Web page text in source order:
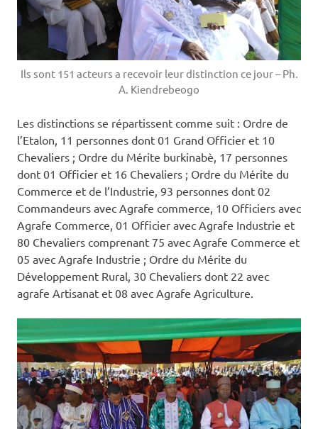
Ils sont 151 acteurs a recevoir leur distinction ce jour – Ph.
A. Kiendrebeogo
Les distinctions se répartissent comme suit : Ordre de
l’Etalon, 11 personnes dont 01 Grand Officier et 10
Chevaliers ; Ordre du Mérite burkinabè, 17 personnes
dont 01 Officier et 16 Chevaliers ; Ordre du Mérite du
Commerce et de l’Industrie, 93 personnes dont 02
Commandeurs avec Agrafe commerce, 10 Officiers avec
Agrafe Commerce, 01 Officier avec Agrafe Industrie et
80 Chevaliers comprenant 75 avec Agrafe Commerce et
05 avec Agrafe Industrie ; Ordre du Mérite du
Développement Rural, 30 Chevaliers dont 22 avec
agrafe Artisanat et 08 avec Agrafe Agriculture.